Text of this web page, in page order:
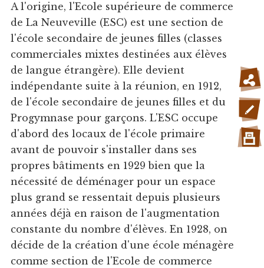
A l'origine, l'Ecole supérieure de commerce
de La Neuveville (ESC) est une section de
l'école secondaire de jeunes filles (classes
commerciales mixtes destinées aux élèves
de langue étrangère). Elle devient
indépendante suite à la réunion, en 1912,
de l'école secondaire de jeunes filles et du
Progymnase pour garçons. L'ESC occupe
d'abord des locaux de l'école primaire
avant de pouvoir s'installer dans ses
propres bâtiments en 1929 bien que la
nécessité de déménager pour un espace
plus grand se ressentait depuis plusieurs
années déjà en raison de l'augmentation
constante du nombre d'élèves. En 1928, on
décide de la création d'une école ménagère
comme section de l'Ecole de commerce